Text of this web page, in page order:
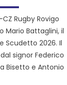
Rugby Rovigo
Mario Battaglini, il
Scudetto 2026. Il
signor Federico
Bisetto e Antonio